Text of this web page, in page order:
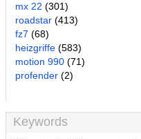
mx 22 (301)
roadstar (413)
fz7 (68)
heizgriffe (583)
motion 990 (71)
profender (2)
Keywords